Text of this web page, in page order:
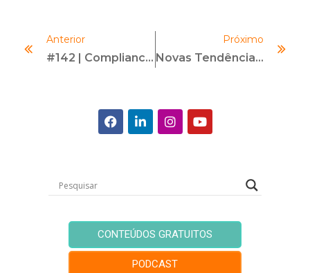
Anterior
#142 | Compliance Da Vida Real | Com Patrícia Godoy
Próximo
Novas Tendências Em Compliance E Diversidade E Inclusão
CONTEÚDOS GRATUITOS
PODCAST